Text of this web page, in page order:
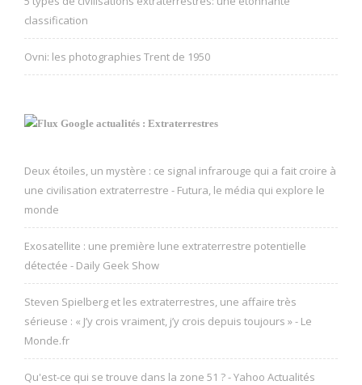
classification
Ovni: les photographies Trent de 1950
Google actualités : Extraterrestres
Deux étoiles, un mystère : ce signal infrarouge qui a fait croire à
une civilisation extraterrestre - Futura, le média qui explore le
monde
Exosatellite : une première lune extraterrestre potentielle
détectée - Daily Geek Show
Steven Spielberg et les extraterrestres, une affaire très
sérieuse : « J’y crois vraiment, j’y crois depuis toujours » - Le
Monde.fr
Qu'est-ce qui se trouve dans la zone 51 ? - Yahoo Actualités